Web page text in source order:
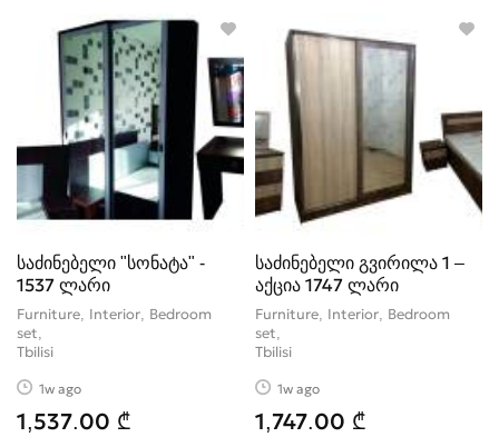
საძინებელი "სონატა" -
1537 ლარი
Furniture, Interior, Bedroom
set
Tbilisi
1w ago
1,537.00 ₾
საძინებელი გვირილა 1 –
აქცია 1747 ლარი
Furniture, Interior, Bedroom
set
Tbilisi
1w ago
1,747.00 ₾